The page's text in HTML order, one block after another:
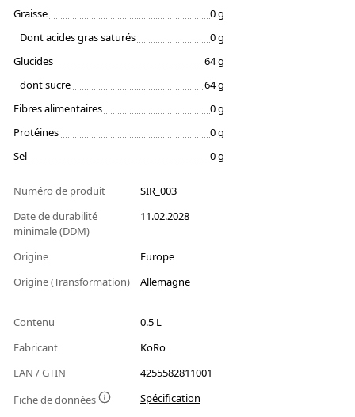
Graisse
0 g
Dont acides gras saturés
0 g
Glucides
64 g
dont sucre
64 g
Fibres alimentaires
0 g
Protéines
0 g
Sel
0 g
Numéro de produit
SIR_003
Date de durabilité
minimale (DDM)
11.02.2028
Origine
Europe
Origine (Transformation)
Allemagne
Contenu
0.5 L
Fabricant
KoRo
EAN / GTIN
4255582811001
Fiche de données
Spécification